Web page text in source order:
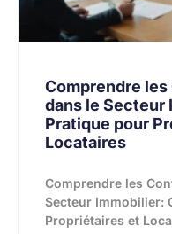
Comprendre
dans le Secteur
Pratique pour
Locataires
Comprendre les
Secteur Immobilier:
Propriétaires et